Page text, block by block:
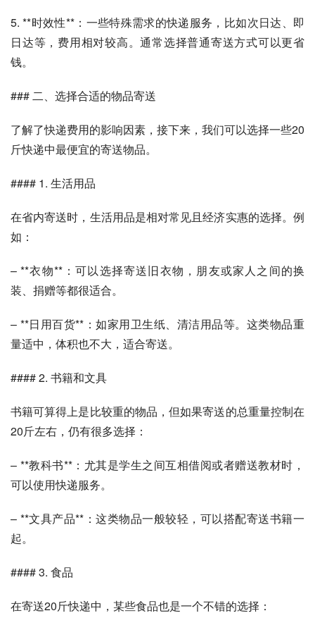
5. **时效性**：一些特殊需求的快递服务，比如次日达、即
日达等，费用相对较高。通常选择普通寄送方式可以更省
钱。
### 二、选择合适的物品寄送
了解了快递费用的影响因素，接下来，我们可以选择一些20
斤快递中最便宜的寄送物品。
#### 1. 生活用品
在省内寄送时，生活用品是相对常见且经济实惠的选择。例
如：
– **衣物**：可以选择寄送旧衣物，朋友或家人之间的换
装、捐赠等都很适合。
– **日用百货**：如家用卫生纸、清洁用品等。这类物品重
量适中，体积也不大，适合寄送。
#### 2. 书籍和文具
书籍可算得上是比较重的物品，但如果寄送的总重量控制在
20斤左右，仍有很多选择：
– **教科书**：尤其是学生之间互相借阅或者赠送教材时，
可以使用快递服务。
– **文具产品**：这类物品一般较轻，可以搭配寄送书籍一
起。
#### 3. 食品
在寄送20斤快递中，某些食品也是一个不错的选择：